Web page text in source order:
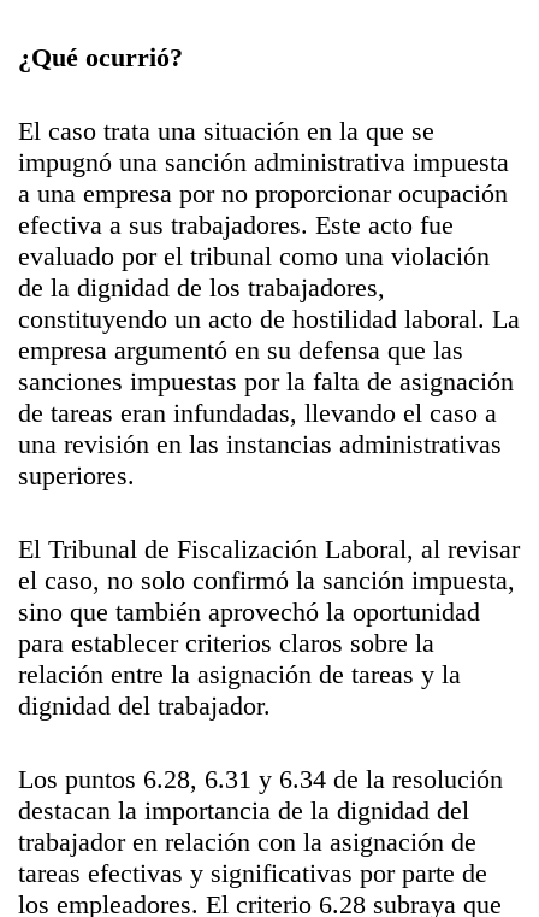
¿Qué ocurrió?
El caso trata una situación en la que se
impugnó una sanción administrativa impuesta
a una empresa por no proporcionar ocupación
efectiva a sus trabajadores. Este acto fue
evaluado por el tribunal como una violación
de la dignidad de los trabajadores,
constituyendo un acto de hostilidad laboral. La
empresa argumentó en su defensa que las
sanciones impuestas por la falta de asignación
de tareas eran infundadas, llevando el caso a
una revisión en las instancias administrativas
superiores.
El Tribunal de Fiscalización Laboral, al revisar
el caso, no solo confirmó la sanción impuesta,
sino que también aprovechó la oportunidad
para establecer criterios claros sobre la
relación entre la asignación de tareas y la
dignidad del trabajador.
Los puntos 6.28, 6.31 y 6.34 de la resolución
destacan la importancia de la dignidad del
trabajador en relación con la asignación de
tareas efectivas y significativas por parte de
los empleadores. El criterio 6.28 subraya que